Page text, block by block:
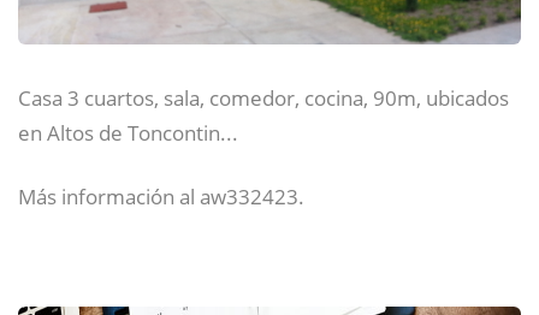
Casa 3 cuartos, sala, comedor, cocina, 90m, ubicados
en Altos de Toncontin...
Más información al aw332423.